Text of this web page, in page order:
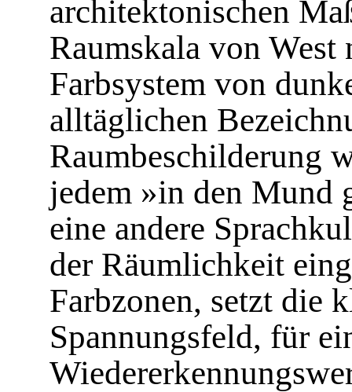
architektonischen
Raumskala von West
Farbsystem von
alltäglichen
Raumbeschilderung
jedem »in den Mund
eine andere
der Räumlichkeit
Farbzonen, setzt die
Spannungsfeld, für